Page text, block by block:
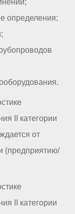
определения;
II категории
от
(предприятию/
II категории